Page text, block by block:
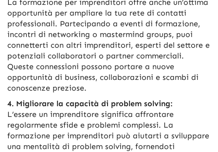
La formazione per imprenditori offre anche un’ottima
opportunità per ampliare la tua rete di contatti
professionali. Partecipando a eventi di formazione,
incontri di networking o mastermind groups, puoi
connetterti con altri imprenditori, esperti del settore e
potenziali collaboratori o partner commerciali.
Queste connessioni possono portare a nuove
opportunità di business, collaborazioni e scambi di
conoscenze preziose.
4. Migliorare la capacità di problem solving:
L’essere un imprenditore significa affrontare
regolarmente sfide e problemi complessi. La
formazione per imprenditori può aiutarti a sviluppare
una mentalità di problem solving, fornendoti